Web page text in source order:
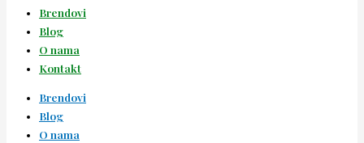
Brendovi
Blog
O nama
Kontakt
Brendovi
Blog
O nama